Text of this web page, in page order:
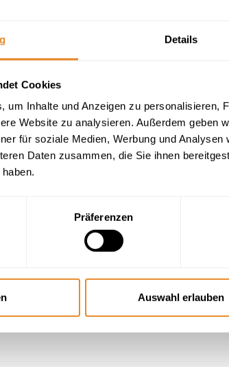
Details
Cookies
um Inhalte und Anzeigen zu personalisieren,
Website zu analysieren. Außerdem geben
für soziale Medien, Werbung und
Daten zusammen, die Sie ihnen
Präferenzen
Auswahl erlauben
Sauna
Waschmaschine
WLAN